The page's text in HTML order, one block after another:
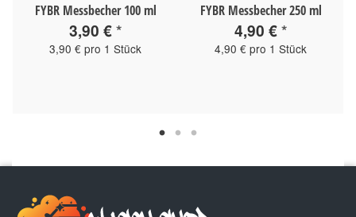
FYBR Messbecher 100 ml
3,90 €*
3,90 € pro 1 Stück
FYBR Messbecher 250 ml
4,90 €*
4,90 € pro 1 Stück